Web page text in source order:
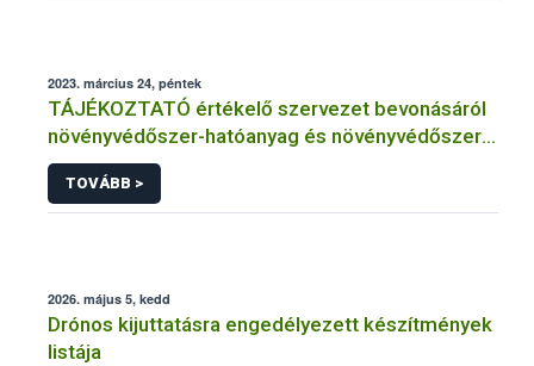
2023. március 24, péntek
TÁJÉKOZTATÓ értékelő szervezet bevonásáról
növényvédőszer-hatóanyag és növényvédőszer
engedélyezésére, továbbá a meglévő engedély
meghosszabbítására vagy módosítására irányuló
eljárásba
TOVÁBB >
2026. május 5, kedd
Drónos kijuttatásra engedélyezett készítmények
listája